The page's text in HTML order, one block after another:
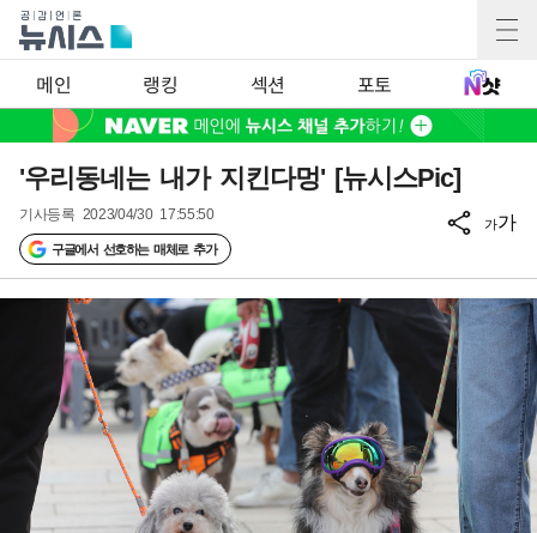
메인 랭킹 섹션 포토
'우리동네는 내가 지킨다멍' [뉴시스Pic]
기사등록 2023/04/30 17:55:50
구글에서 선호하는 매체로 추가
가가